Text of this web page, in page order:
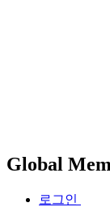
Global
로그인